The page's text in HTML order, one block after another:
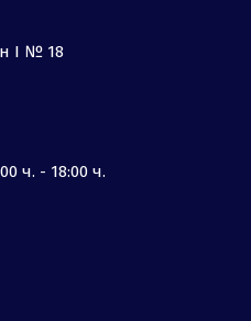
Запитване
I № 18
ч. - 18:00 ч.